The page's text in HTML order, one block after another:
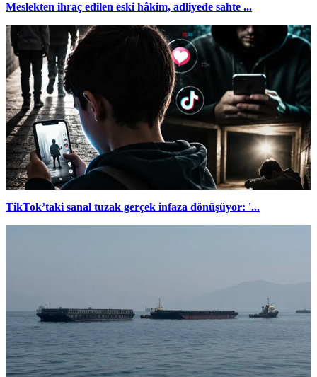
Meslekten ihraç edilen eski hâkim, adliyede sahte ...
TikTok’taki sanal tuzak gerçek infaza dönüşüyor: '...